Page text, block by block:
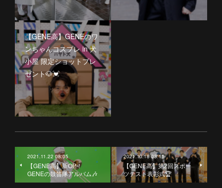
【GENE高】GENEのワ
ンちゃんコスプレ in 犬
小屋 限定ショットプレ
ゼント🐶💓
2021.11.22 08:05
【GENE高】新OP！
GENEの鼓笛隊アルバム🎶
2021.10.18 08:11
【GENE高】第2回スポー
ツテスト表彰式🏆